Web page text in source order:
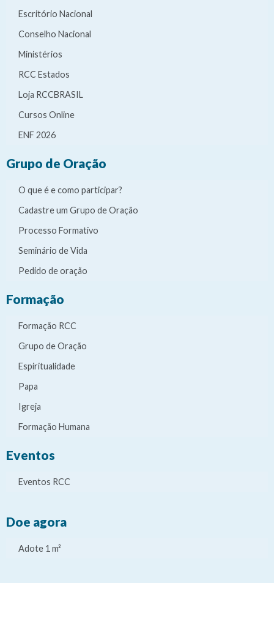
Escritório Nacional
Conselho Nacional
Ministérios
RCC Estados
Loja RCCBRASIL
Cursos Online
ENF 2026
Grupo de Oração
O que é e como participar?
Cadastre um Grupo de Oração
Processo Formativo
Seminário de Vida
Pedido de oração
Formação
Formação RCC
Grupo de Oração
Espiritualidade
Papa
Igreja
Formação Humana
Eventos
Eventos RCC
Doe agora
Adote 1 m²